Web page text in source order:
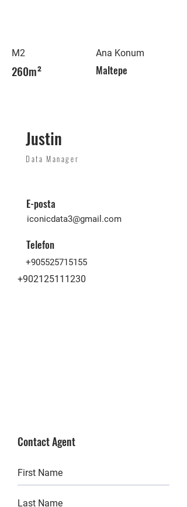
M2
260m²
Ana Konum
Maltepe
Justin
Data Manager
E-posta
iconicdata3@gmail.com
Telefon
+905525715155
+902125111230
Contact Agent